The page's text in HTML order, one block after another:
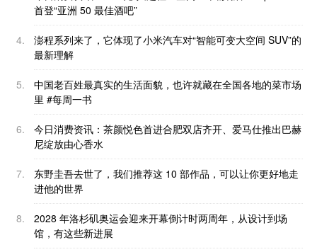
首登“亚洲 50 最佳酒吧”
4.
澎程系列来了，它体现了小米汽车对“智能可变大空间 SUV”的
最新理解
5.
中国老百姓最真实的生活面貌，也许就藏在全国各地的菜市场
里 #每周一书
6.
今日消费资讯：茶颜悦色首进合肥双店齐开、爱马仕推出巴赫
尼绽放由心香水
7.
东野圭吾去世了，我们推荐这 10 部作品，可以让你更好地走
进他的世界
8.
2028 年洛杉矶奥运会迎来开幕倒计时两周年，从设计到场
馆，有这些新进展